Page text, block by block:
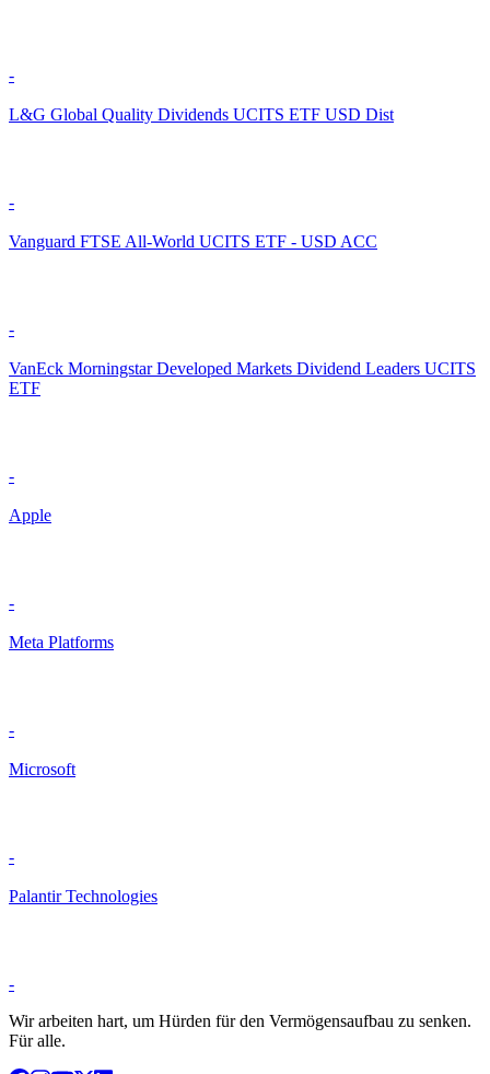
-
L&G Global Quality Dividends UCITS ETF USD Dist
-
Vanguard FTSE All-World UCITS ETF - USD ACC
-
VanEck Morningstar Developed Markets Dividend Leaders UCITS
ETF
-
Apple
-
Meta Platforms
-
Microsoft
-
Palantir Technologies
-
Wir arbeiten hart, um Hürden für den Vermögensaufbau zu senken.
Für alle.